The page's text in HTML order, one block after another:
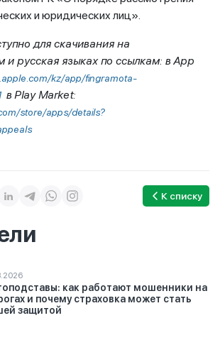
и юридических лиц».
для скачивания на
и русская языках по ссылкам: в App
kz/app/fingramota-
в Play Market:
store/apps/details?
К списку
как работают мошенники на
и почему страховка может стать
защитой